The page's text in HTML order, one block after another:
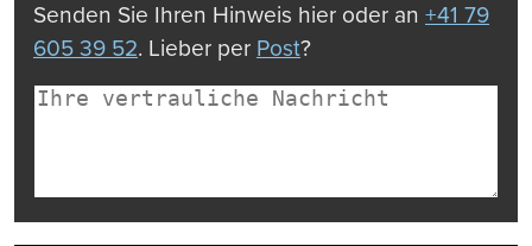
Senden Sie Ihren Hinweis hier oder an +41 79
605 39 52. Lieber per Post?